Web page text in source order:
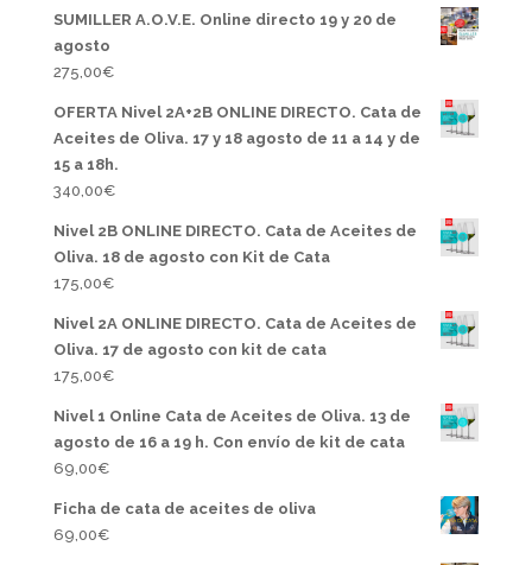
SUMILLER A.O.V.E. Online directo 19 y 20 de
agosto
275,00€
OFERTA Nivel 2A+2B ONLINE DIRECTO. Cata de
Aceites de Oliva. 17 y 18 agosto de 11 a 14 y de
15 a 18h.
340,00€
Nivel 2B ONLINE DIRECTO. Cata de Aceites de
Oliva. 18 de agosto con Kit de Cata
175,00€
Nivel 2A ONLINE DIRECTO. Cata de Aceites de
Oliva. 17 de agosto con kit de cata
175,00€
Nivel 1 Online Cata de Aceites de Oliva. 13 de
agosto de 16 a 19 h. Con envío de kit de cata
69,00€
Ficha de cata de aceites de oliva
69,00€